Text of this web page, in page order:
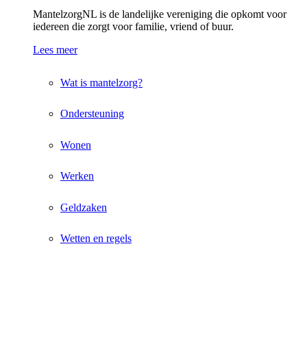
MantelzorgNL is de landelijke vereniging die opkomt voor
iedereen die zorgt voor familie, vriend of buur.
Lees meer
Wat is mantelzorg?
Ondersteuning
Wonen
Werken
Geldzaken
Wetten en regels